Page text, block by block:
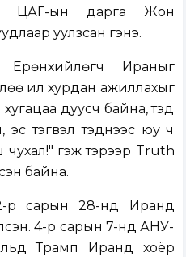
ЦАГ-ын дарга Жон
уулзсан гэнэ.
Ираныг
илүү хурдан ажиллахыг
дуусч байна, тэд
эс тэгвэл тэднээс юу ч
чухал!" гэж тэрээр Truth
байна.
р сарын 28-нд Иранд
4-р сарын 7-нд АНУ-
Трамп Иранд хоёр